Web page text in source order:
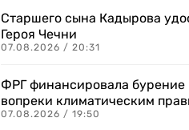
Старшего сына Кадырова
Героя Чечни
07.08.2026 / 20:31
ФРГ финансировала бурение
вопреки климатическим
07.08.2026 / 19:50